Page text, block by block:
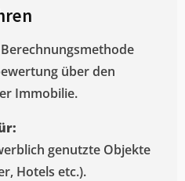
über den
Immobilie.
genutzte Objekte
Hotels etc.).